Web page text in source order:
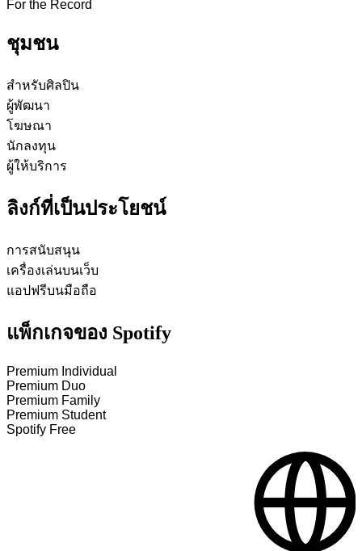
For the Record
ชุมชน
สำหรับศิลปิน
ผู้พัฒนา
โฆษณา
นักลงทุน
ผู้ให้บริการ
ลิงก์ที่เป็นประโยชน์
การสนับสนุน
เครื่องเล่นบนเว็บ
แอปฟรีบนมือถือ
แพ็กเกจของ Spotify
Premium Individual
Premium Duo
Premium Family
Premium Student
Spotify Free